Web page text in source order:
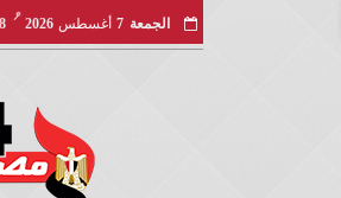
الجمعة 7 أغسطس 2026
مـ